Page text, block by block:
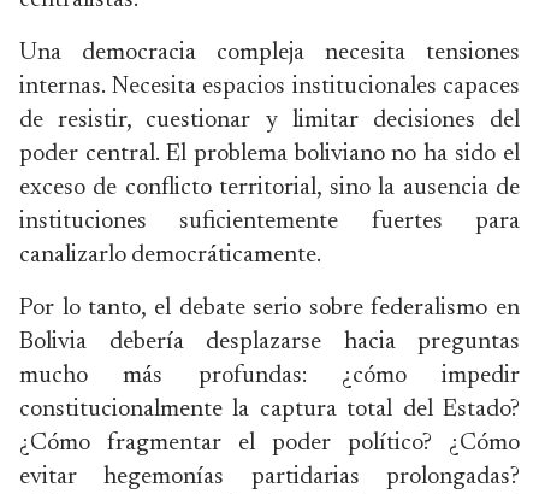
Una democracia compleja necesita tensiones
internas. Necesita espacios institucionales capaces
de resistir, cuestionar y limitar decisiones del
poder central. El problema boliviano no ha sido el
exceso de conflicto territorial, sino la ausencia de
instituciones suficientemente fuertes para
canalizarlo democráticamente.
Por lo tanto, el debate serio sobre federalismo en
Bolivia debería desplazarse hacia preguntas
mucho más profundas: ¿cómo impedir
constitucionalmente la captura total del Estado?
¿Cómo fragmentar el poder político? ¿Cómo
evitar hegemonías partidarias prolongadas?